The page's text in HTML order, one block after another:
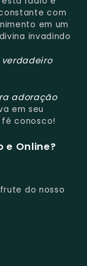
com
em um
invadindo
adoração
em seu
conosco!
e Online?
do nosso